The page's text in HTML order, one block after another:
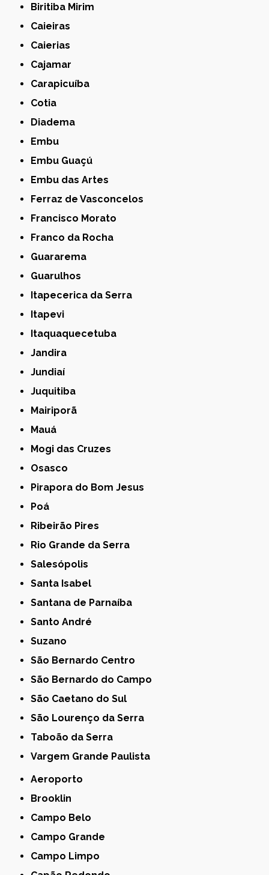
Biritiba Mirim
Caieiras
Caierias
Cajamar
Carapicuíba
Cotia
Diadema
Embu
Embu Guaçú
Embu das Artes
Ferraz de Vasconcelos
Francisco Morato
Franco da Rocha
Guararema
Guarulhos
Itapecerica da Serra
Itapevi
Itaquaquecetuba
Jandira
Jundiaí
Juquitiba
Mairiporã
Mauá
Mogi das Cruzes
Osasco
Pirapora do Bom Jesus
Poá
Ribeirão Pires
Rio Grande da Serra
Salesópolis
Santa Isabel
Santana de Parnaíba
Santo André
Suzano
São Bernardo Centro
São Bernardo do Campo
São Caetano do Sul
São Lourenço da Serra
Taboão da Serra
Vargem Grande Paulista
Aeroporto
Brooklin
Campo Belo
Campo Grande
Campo Limpo